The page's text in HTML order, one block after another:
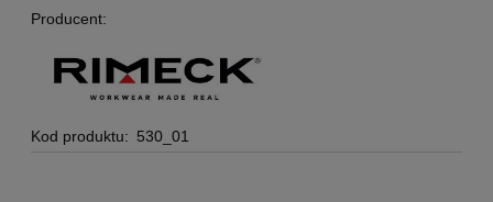
Producent:
Kod produktu: 530_01